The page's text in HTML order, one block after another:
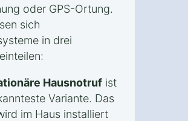
oder GPS-Ortung.
sich
in drei
Hausnotruf ist
Variante. Das
im Haus installiert